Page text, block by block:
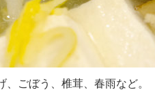
ごぼう、椎茸、春雨など。